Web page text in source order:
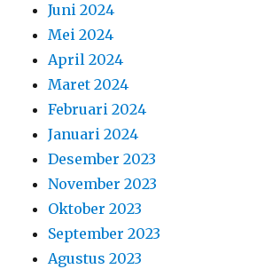
Juni 2024
Mei 2024
April 2024
Maret 2024
Februari 2024
Januari 2024
Desember 2023
November 2023
Oktober 2023
September 2023
Agustus 2023